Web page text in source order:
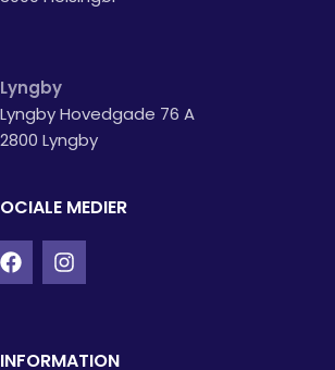
Lyngby
Lyngby Hovedgade 76 A
2800 Lyngby
MEDIER
INFORMATION